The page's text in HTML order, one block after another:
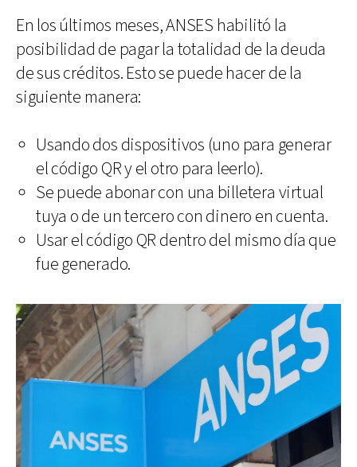
En los últimos meses, ANSES habilitó la
posibilidad de pagar la totalidad de la deuda
de sus créditos. Esto se puede hacer de la
siguiente manera:
Usando dos dispositivos (uno para generar
el código QR y el otro para leerlo).
Se puede abonar con una billetera virtual
tuya o de un tercero con dinero en cuenta.
Usar el código QR dentro del mismo día que
fue generado.